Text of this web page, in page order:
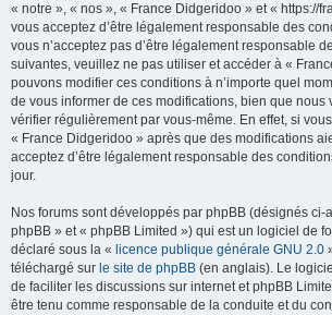
« notre », « nos », « France Didgeridoo » et « https://
vous acceptez d’être légalement responsable des
vous n’acceptez pas d’être légalement responsable
suivantes, veuillez ne pas utiliser et accéder à «
pouvons modifier ces conditions à n’importe quel
de vous informer de ces modifications, bien que nous
vérifier régulièrement par vous-même. En effet, si
« France Didgeridoo » après que des modifications
acceptez d’être légalement responsable des
jour.
Nos forums sont développés par phpBB (désignés ci-
phpBB » et « phpBB Limited ») qui est un logiciel de
déclaré sous la « licence publique générale GNU 2.0
téléchargé sur le site de phpBB (en anglais). Le
de faciliter les discussions sur internet et phpBB
être tenu comme responsable de la conduite et du